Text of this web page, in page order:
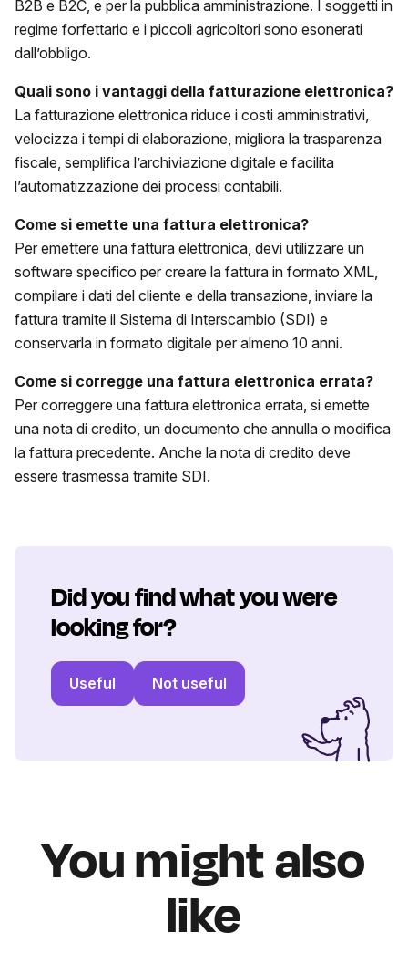
B2B e B2C, e per la pubblica amministrazione. I soggetti in
regime forfettario e i piccoli agricoltori sono esonerati
dall’obbligo.
Quali sono i vantaggi della fatturazione elettronica?
La fatturazione elettronica riduce i costi amministrativi,
velocizza i tempi di elaborazione, migliora la trasparenza
fiscale, semplifica l’archiviazione digitale e facilita
l’automatizzazione dei processi contabili.
Come si emette una fattura elettronica?
Per emettere una fattura elettronica, devi utilizzare un
software specifico per creare la fattura in formato XML,
compilare i dati del cliente e della transazione, inviare la
fattura tramite il Sistema di Interscambio (SDI) e
conservarla in formato digitale per almeno 10 anni.
Come si corregge una fattura elettronica errata?
Per correggere una fattura elettronica errata, si emette
una nota di credito, un documento che annulla o modifica
la fattura precedente. Anche la nota di credito deve
essere trasmessa tramite SDI.
Did you find what you were
looking for?
Useful Not useful
You might also
like